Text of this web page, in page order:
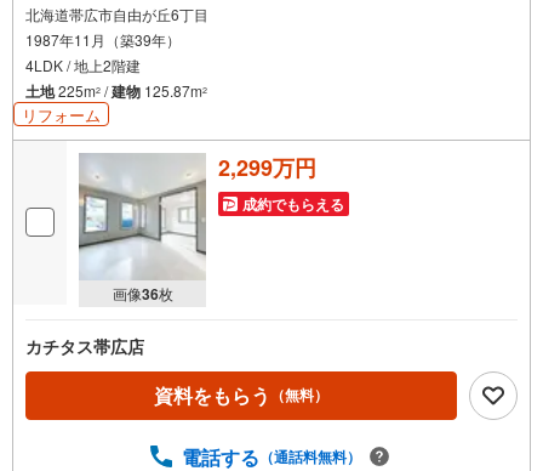
北海道帯広市自由が丘6丁目
1987年11月（築39年）
4LDK / 地上2階建
土地225m2 /建物 125.87m2
リフォーム
画像36枚
2,299万円
成約でもらえる
カチタス帯広店
資料をもらう （無料）
電話する （通話料無料）